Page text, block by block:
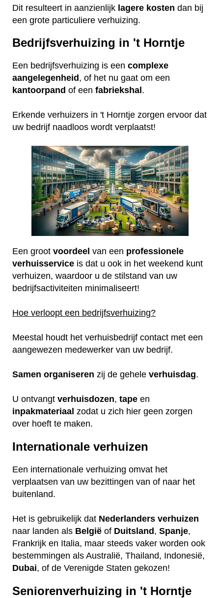
Dit resulteert in aanzienlijk lagere kosten dan bij
een grote particuliere verhuizing.
Bedrijfsverhuizing in 't Horntje
Een bedrijfsverhuizing is een complexe
aangelegenheid , of het nu gaat om een
kantoorpand of een fabriekshal .
Erkende verhuizers in 't Horntje zorgen ervoor dat
uw bedrijf naadloos wordt verplaatst!
Een groot voordeel van een professionele
verhuisservice is dat u ook in het weekend kunt
verhuizen, waardoor u de stilstand van uw
bedrijfsactiviteiten minimaliseert!
Hoe verloopt een bedrijfsverhuizing?
Meestal houdt het verhuisbedrijf contact met een
aangewezen medewerker van uw bedrijf.
Samen organiseren zij de gehele verhuisdag.
U ontvangt verhuisdozen, tape en
inpakmateriaal zodat u zich hier geen zorgen
over hoeft te maken.
Internationale verhuizen
Een internationale verhuizing omvat het
verplaatsen van uw bezittingen van of naar het
buitenland.
Het is gebruikelijk dat Nederlanders verhuizen
naar landen als België of Duitsland, Spanje,
Frankrijk en Italia, maar steeds vaker worden ook
bestemmingen als Australië, Thailand, Indonesië,
Dubai, of de Verenigde Staten gekozen!
Seniorenverhuizing in 't Horntje